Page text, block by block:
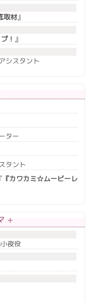
取材』
！ 』
シスタント
ター
タント
『カワカミ☆ムービーレ
夜役